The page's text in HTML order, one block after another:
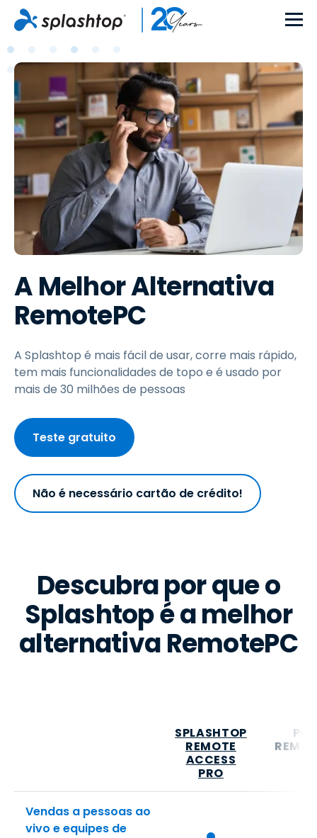
A Melhor Alternativa
RemotePC
A Splashtop é mais fácil de usar, corre mais rápido,
tem mais funcionalidades de topo e é usado por
mais de 30 milhões de pessoas
Teste gratuito
Não é necessário cartão de crédito!
Descubra por que o
Splashtop é a melhor
alternativa RemotePC
SPLASHTOP
REMOTE
ACCESS
PRO
PC
Vendas a pessoas ao
vivo e equipes de